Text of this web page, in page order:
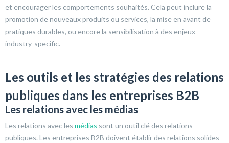
et encourager les comportements souhaités. Cela peut inclure la
promotion de nouveaux produits ou services, la mise en avant de
pratiques durables, ou encore la sensibilisation à des enjeux
industry-specific.
Les outils et les stratégies des relations
publiques dans les entreprises B2B
Les relations avec les médias
Les relations avec les médias sont un outil clé des relations
publiques. Les entreprises B2B doivent établir des relations solides